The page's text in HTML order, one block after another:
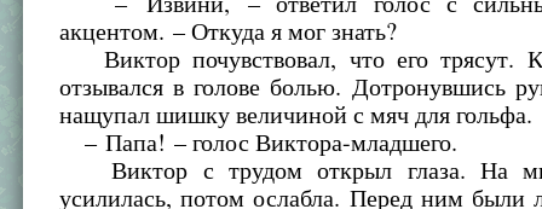
акцентом. – Откуда я мог знать?
Виктор почувствовал, что его трясут.
отзывался в голове болью. Дотронувшись
нащупал шишку величиной с мяч для гольфа.
– Папа! – голос Виктора-младшего.
Виктор с трудом открыл глаза. На
усилилась, потом ослабла. Перед ним были